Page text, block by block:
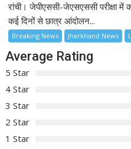
रांची। जेपीएससी-जेएसएससी परीक्षा
कई दिनों से छात्र आंदोलन...
Breaking News Jharkhand News
Average Rating
5 Star
4 Star
3 Star
2 Star
1 Star